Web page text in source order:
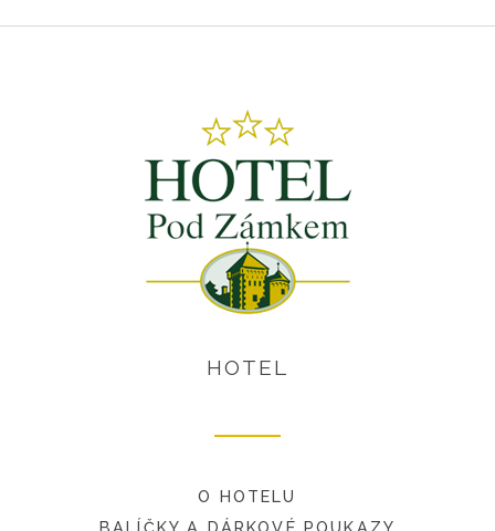
HOTEL
O HOTELU
BALÍČKY A DÁRKOVÉ POUKAZY